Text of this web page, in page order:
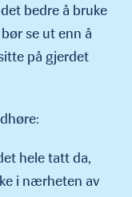
bedre å bruke
se ut enn å
på gjerdet
hele tatt da,
i nærheten av